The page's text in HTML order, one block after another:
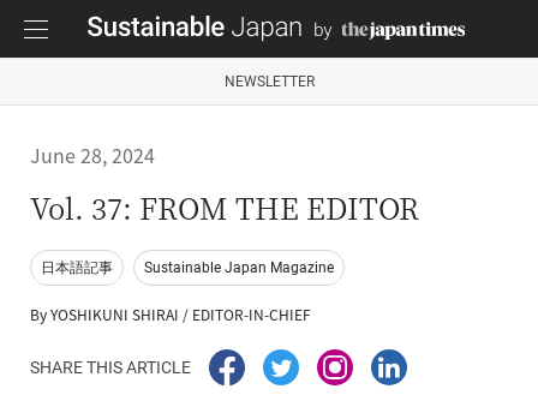
NEWSLETTER
June 28, 2024
Vol. 37: FROM THE EDITOR
日本語記事 Sustainable Japan Magazine
By YOSHIKUNI SHIRAI / EDITOR-IN-CHIEF
SHARE THIS ARTICLE